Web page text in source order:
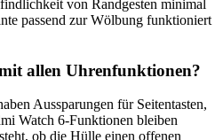
von Randgesten minimal
passend zur Wölbung funktioniert
allen Uhrenfunktionen?
Aussparungen für Seitentasten,
Watch 6-Funktionen bleiben
ob die Hülle einen offenen